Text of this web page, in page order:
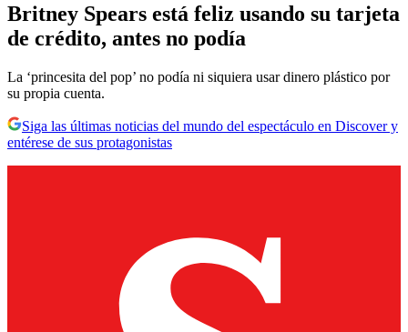
Britney Spears está feliz usando su tarjeta
de crédito, antes no podía
La ‘princesita del pop’ no podía ni siquiera usar dinero plástico por
su propia cuenta.
Siga las últimas noticias del mundo del espectáculo en Discover y
entérese de sus protagonistas